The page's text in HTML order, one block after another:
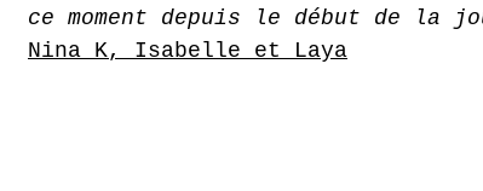
ce moment depuis le début de la
Nina K, Isabelle et Laya